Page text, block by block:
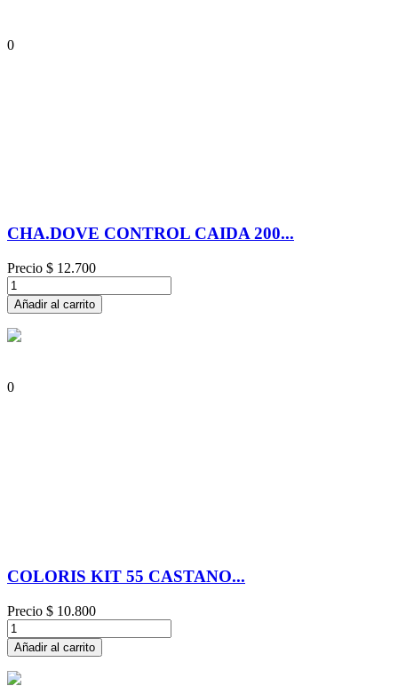
0
CHA.DOVE CONTROL CAIDA 200...
Precio $ 12.700
Añadir al carrito
0
COLORIS KIT 55 CASTANO...
Precio $ 10.800
Añadir al carrito